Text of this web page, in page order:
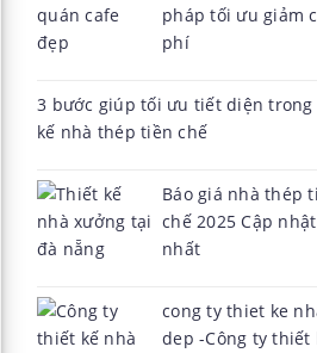
pháp tối ưu giảm
phí
3 bước giúp tối ưu tiết diện
kế nhà thép tiền chế
Báo giá nhà thép
chế 2025 Cập
nhất
cong ty thiet ke
dep -Công ty thiết